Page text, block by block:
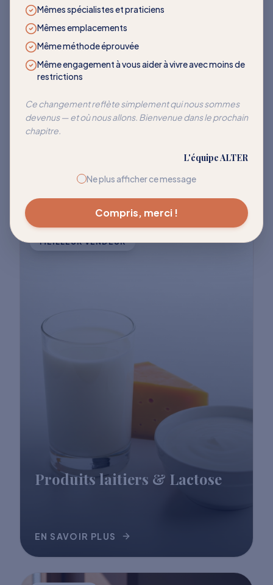
Mêmes spécialistes et praticiens
Mêmes emplacements
Même méthode éprouvée
Même engagement à vous aider à vivre avec moins de
restrictions
Ce changement reflète simplement qui nous sommes
devenus — et où nous allons. Bienvenue dans le prochain
chapitre.
L'équipe ALTER
Ne plus afficher ce message
Compris, merci !
LES PLUS DEMANDÉS
Des programmes qui
transforment
Rejoignez des milliers de clients qui ont
réussi à réentraîner leur corps pour cesser
de réagir à ces déclencheurs courants.
Explorer tous les programmes
MEILLEUR VENDEUR
Produits laitiers & Lactose
EN SAVOIR PLUS